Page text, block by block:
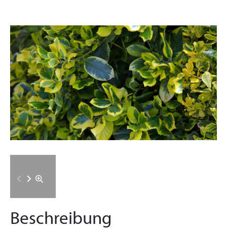
Beschreibung